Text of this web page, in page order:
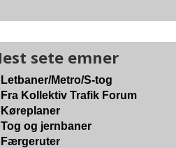
sete emner
Metro/S-tog
Kollektiv Trafik Forum
og jernbaner